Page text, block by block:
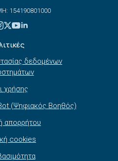
154190801000
δεδομένων
χρήσης
(Ψηφιακός Βοηθός)
απορρήτου
cookies